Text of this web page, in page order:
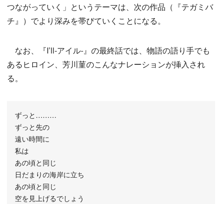
つながっていく」というテーマは、次の作品（『テガミバ
チ』）でより深みを帯びていくことになる。
なお、『I’ll-アイル-』の最終話では、物語の語り手でも
あるヒロイン、芳川菫のこんなナレーションが挿入され
る。
ずっと………
ずっと先の
遠い時間に
私は
あの頃と同じ
日だまりの海岸に立ち
あの頃と同じ
空を見上げるでしょう